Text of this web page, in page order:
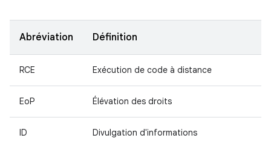
Abréviation Définition
RCE Exécution de code à distance
EoP Élévation des droits
ID Divulgation d'informations